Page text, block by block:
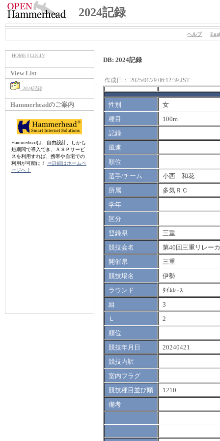
2024記録
ヘルプ
HOME| LOGIN
View List
2024記録
Hammerheadのご案内
Hammerheadは、自由設計、しかも
短期間で導入でき、ＡＳＰサービ
スを利用すれば、携帯や自宅での
利用が可能に！
⇒詳細はホームペ
ージへ！
DB: 2024記録
作成日： 2025/01/29 06:12:39 JST
性別
女
種目
100m
記録
風速
順位
選手/チーム
小西 和花
所属
多気ＲＣ
学年
区分
登録県
三重
競技会名
第40回三重リレー
開催県
三重
競技場名
伊勢
ラウンド
ﾀｲﾑﾚｰｽ
組
3
Ｌ
2
順位
競技年月日
20240421
競技内訳
室内フラグ
競技種目並び順
1210
備考